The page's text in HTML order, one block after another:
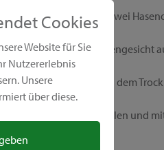
Cookies
Website für Sie
Nutzererlebnis
Unsere
über diese.
/ Blau anmalen, zwei
und Anthrazit das Hasengesicht
kleben und nach dem
und Klassischrot anmalen und